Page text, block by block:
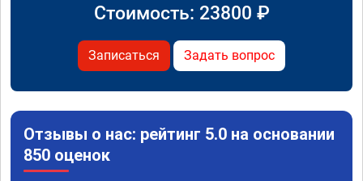
Стоимость: 23800 ₽
Записаться Задать вопрос
Отзывы о нас: рейтинг 5.0 на основании
850 оценок